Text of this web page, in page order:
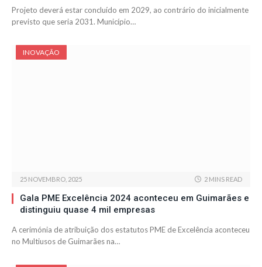
Projeto deverá estar concluído em 2029, ao contrário do inicialmente
previsto que seria 2031. Município…
INOVAÇÃO
25 NOVEMBRO, 2025 2 MINS READ
Gala PME Excelência 2024 aconteceu em Guimarães e
distinguiu quase 4 mil empresas
A cerimónia de atribuição dos estatutos PME de Excelência aconteceu
no Multiusos de Guimarães na…